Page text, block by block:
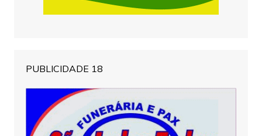
PUBLICIDADE 18